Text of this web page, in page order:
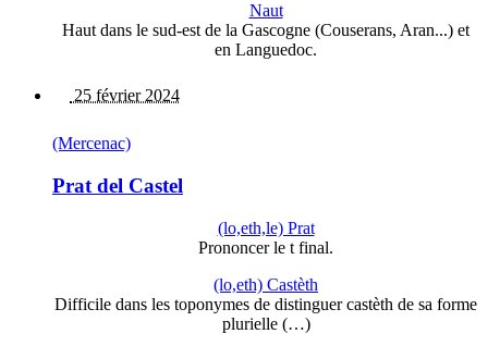
Naut
Haut dans le sud-est de la Gascogne (Couserans, Aran...) et
en Languedoc.
25 février 2024
(Mercenac)
Prat del Castel
(lo,eth,le) Prat
Prononcer le t final.
(lo,eth) Castèth
Difficile dans les toponymes de distinguer castèth de sa forme
plurielle (…)